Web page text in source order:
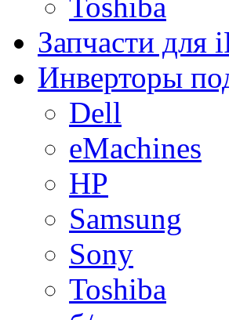
Запчасти для
Инверторы
Dell
eMachines
HP
Samsung
Sony
Toshiba